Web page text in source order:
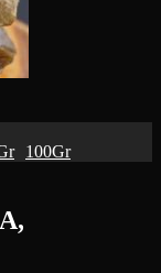
100Gr